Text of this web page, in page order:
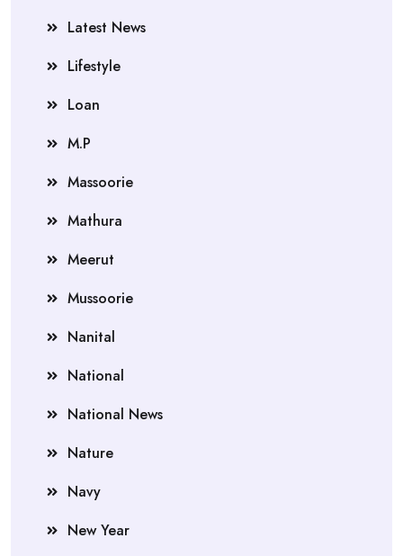
Latest News
Lifestyle
Loan
M.P
Massoorie
Mathura
Meerut
Mussoorie
Nanital
National
National News
Nature
Navy
New Year